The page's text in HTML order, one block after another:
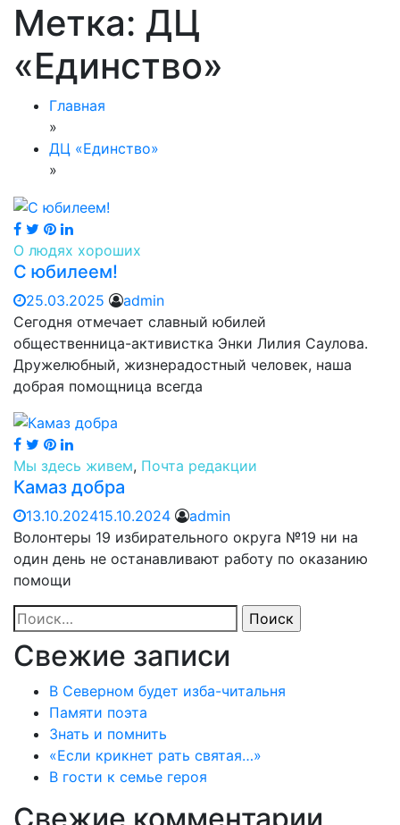
Метка: ДЦ
«Единство»
Главная
»
ДЦ «Единство»
»
О людях хороших
С юбилеем!
25.03.2025
admin
Сегодня отмечает славный юбилей
общественница-активистка Энки Лилия Саулова.
Дружелюбный, жизнерадостный человек, наша
добрая помощница всегда
Мы здесь живем, Почта редакции
Камаз добра
13.10.202415.10.2024
admin
Волонтеры 19 избирательного округа №19 ни на
один день не останавливают работу по оказанию
помощи
Найти:
Свежие записи
В Северном будет изба-читальня
Памяти поэта
Знать и помнить
«Если крикнет рать святая…»
В гости к семье героя